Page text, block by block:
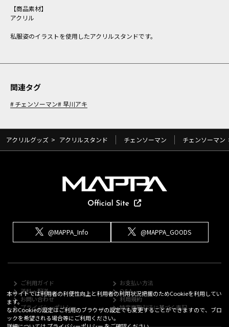
【商品素材】
アクリル
私服姿のイラストを使用したアクリルスタンドです。
関連タグ
チェンソーマン 早川アキ
アクリルグッズ > アクリルスタンド チェンソーマン チェンソーマン
@MAPPA_Info @MAPPA_GOODS
ご利用ガイド
お支払い方法
送料・配送
Q&A
お問い合わせ
利用規約
プライバシーポリシー
特定商取引法に基づく表記
本サイトでは利用者の利便性向上と利用者の利用状況把握のためCookieを利用してい
ます。
なおCookieの設定はご利用のブラウザの設定でも変更することができますので、ブロ
ックを希望される場合等にご利用ください。